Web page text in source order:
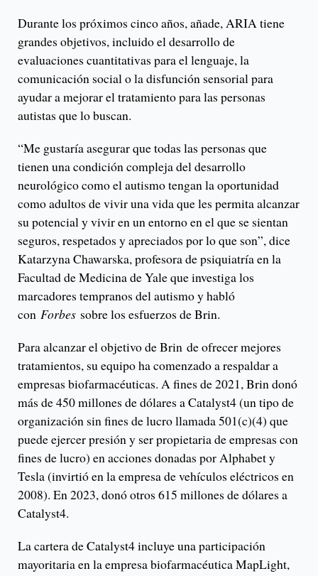
Durante los próximos cinco años, añade, ARIA tiene
grandes objetivos, incluido el desarrollo de
evaluaciones cuantitativas para el lenguaje, la
comunicación social o la disfunción sensorial para
ayudar a mejorar el tratamiento para las personas
autistas que lo buscan.
“Me gustaría asegurar que todas las personas que
tienen una condición compleja del desarrollo
neurológico como el autismo tengan la oportunidad
como adultos de vivir una vida que les permita alcanzar
su potencial y vivir en un entorno en el que se sientan
seguros, respetados y apreciados por lo que son”, dice
Katarzyna Chawarska, profesora de psiquiatría en la
Facultad de Medicina de Yale que investiga los
marcadores tempranos del autismo y habló
con Forbes sobre los esfuerzos de Brin.
Para alcanzar el objetivo de Brin de ofrecer mejores
tratamientos, su equipo ha comenzado a respaldar a
empresas biofarmacéuticas. A fines de 2021, Brin donó
más de 450 millones de dólares a Catalyst4 (un tipo de
organización sin fines de lucro llamada 501(c)(4) que
puede ejercer presión y ser propietaria de empresas con
fines de lucro) en acciones donadas por Alphabet y
Tesla (invirtió en la empresa de vehículos eléctricos en
2008). En 2023, donó otros 615 millones de dólares a
Catalyst4.
La cartera de Catalyst4 incluye una participación
mayoritaria en la empresa biofarmacéutica MapLight,